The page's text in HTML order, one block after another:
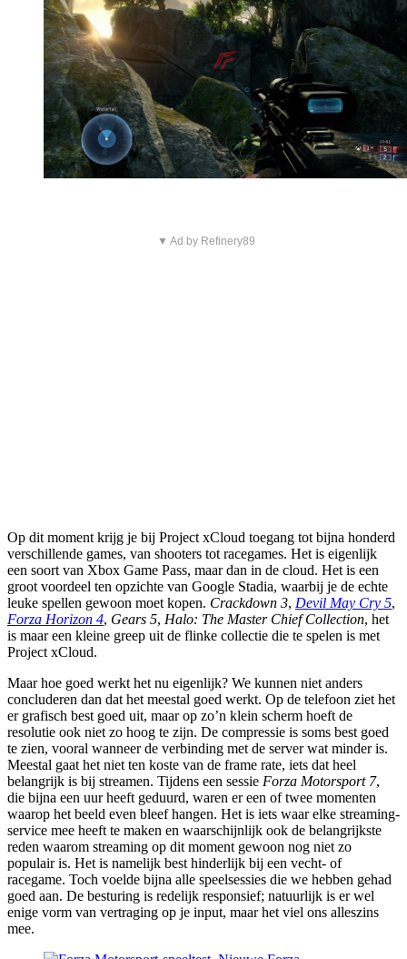
▼ Ad by Refinery89
Op dit moment krijg je bij Project xCloud toegang tot bijna honderd
verschillende games, van shooters tot racegames. Het is eigenlijk
een soort van Xbox Game Pass, maar dan in de cloud. Het is een
groot voordeel ten opzichte van Google Stadia, waarbij je de echte
leuke spellen gewoon moet kopen. Crackdown 3, Devil May Cry 5,
Forza Horizon 4, Gears 5, Halo: The Master Chief Collection, het
is maar een kleine greep uit de flinke collectie die te spelen is met
Project xCloud.
Maar hoe goed werkt het nu eigenlijk? We kunnen niet anders
concluderen dan dat het meestal goed werkt. Op de telefoon ziet het
er grafisch best goed uit, maar op zo’n klein scherm hoeft de
resolutie ook niet zo hoog te zijn. De compressie is soms best goed
te zien, vooral wanneer de verbinding met de server wat minder is.
Meestal gaat het niet ten koste van de frame rate, iets dat heel
belangrijk is bij streamen. Tijdens een sessie Forza Motorsport 7,
die bijna een uur heeft geduurd, waren er een of twee momenten
waarop het beeld even bleef hangen. Het is iets waar elke streaming-
service mee heeft te maken en waarschijnlijk ook de belangrijkste
reden waarom streaming op dit moment gewoon nog niet zo
populair is. Het is namelijk best hinderlijk bij een vecht- of
racegame. Toch voelde bijna alle speelsessies die we hebben gehad
goed aan. De besturing is redelijk responsief; natuurlijk is er wel
enige vorm van vertraging op je input, maar het viel ons alleszins
mee.